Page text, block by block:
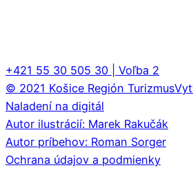
+421 55 30 505 30 | Voľba 2
© 2021 Košice Región Turizmus
Naladení na digitál
Autor ilustrácií: Marek Rakučák
Autor príbehov: Roman Sorger
Ochrana údajov a podmienky